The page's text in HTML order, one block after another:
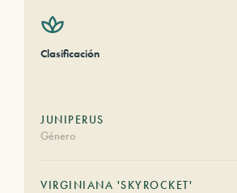
Clasificación
JUNIPERUS
Género
VIRGINIANA 'SKYROCKET'